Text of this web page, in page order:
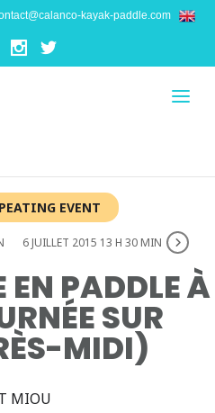
kayak-paddle.com
EVENT
6 JUILLET 2015 13 H 30 MIN
EN PADDLE À
SUR
MIDI)
MIOU